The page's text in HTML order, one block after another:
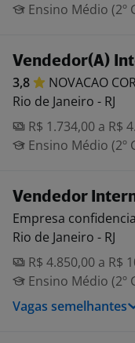
Ensino Médio (2º
Vendedor(A)
3,8 NOVACAO
Rio de Janeiro - RJ
R$ 1.734,00 a R$
Ensino Médio (2º
Vendedor
Empresa
Rio de Janeiro - RJ
R$ 4.850,00 a R$
Ensino Médio (2º
Vagas semelhantes